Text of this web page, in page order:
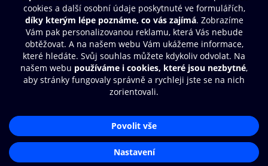
Moje O2 Knihovna
Další zábava
© O2 Czech Republic a.s.
Přístupnost
Zásady zpracování osobních údajůAplikace O2 Knihovna
Čti a poslouchej své e-knihy a